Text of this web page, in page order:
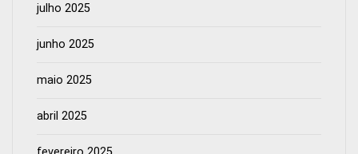
julho 2025
junho 2025
maio 2025
abril 2025